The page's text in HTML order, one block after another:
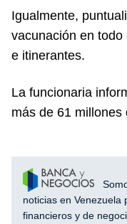
Igualmente,
vacunación en
e itinerantes.
La funcionaria
más de 61
noticias en Venezuela
financieros y de